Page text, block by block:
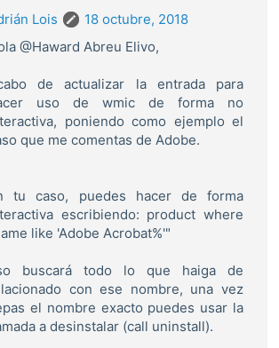
Lois
18 octubre, 2018
@Haward Abreu Elivo,
de actualizar la entrada para
uso de wmic de forma no
poniendo como ejemplo el
que me comentas de Adobe.
tu caso, puedes hacer de forma
escribiendo: product where
like 'Adobe Acrobat%'"
buscará todo lo que haiga de
con ese nombre, una vez
el nombre exacto puedes usar la
a desinstalar (call uninstall).